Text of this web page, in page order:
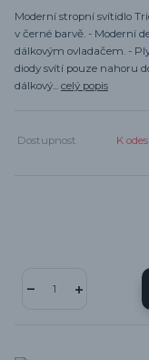
Moderní stropní svítidlo
v černé barvě. - Moderní
dálkovým ovladačem. -
diody svítí pouze nahoru
dálkový... celý popis
Dostupnost K